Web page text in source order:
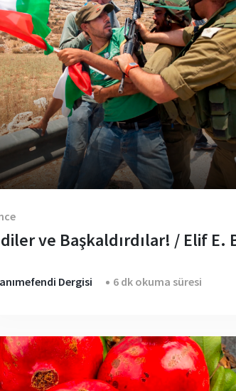
ve Başkaldırdılar! / Elif E.
Dergisi 6 dk okuma süresi